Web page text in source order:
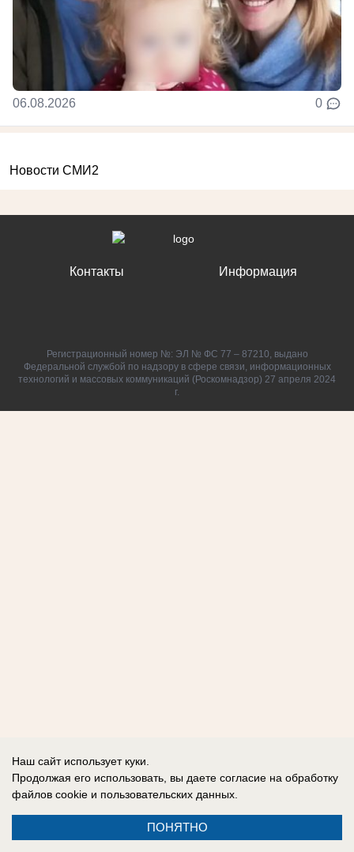
06.08.2026 0
Новости СМИ2
Контакты Информация
Регистрационный номер №: ЭЛ № ФС 77 – 87210, выдано
Федеральной службой по надзору в сфере связи, информационных
технологий и массовых коммуникаций (Роскомнадзор) 27 апреля 2024
г.
Наш сайт использует куки.
Продолжая его использовать, вы даете согласие на обработку
файлов cookie и пользовательских данных.
ПОНЯТНО